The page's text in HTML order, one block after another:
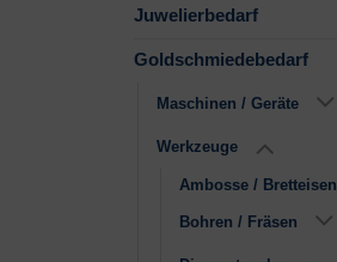
Juwelierbedarf
Goldschmiedebedarf
Maschinen / Geräte
Werkzeuge
Ambosse / Bretteisen
Bohren / Fräsen